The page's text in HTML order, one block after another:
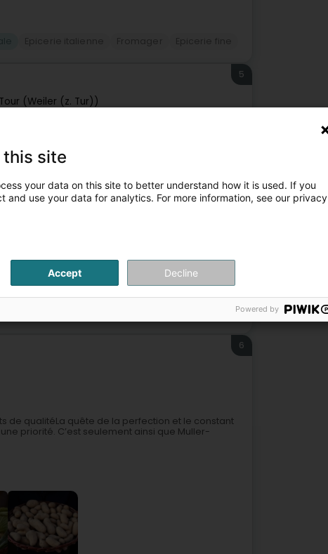
(Weiler (z. Tur))
5
Ferme Conter-Ruppert9A rue du
large choix de :- Yaourt au lait de brebis- Glaces
6
de qualitéLa quête de la perfection et le constant
priorité. C’est seulement ainsi que Muller-
this site
your data on this site to better understand how it is used. If you
and use your data for analytics. For more information, see our privacy
Accept Decline
Powered by